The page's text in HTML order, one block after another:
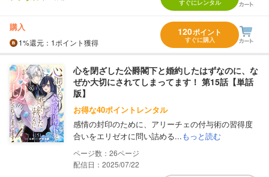
すぐにレンタル
購入
1%還元 ：1ポイント獲得
120ポイント
すぐに購入
心を閉ざした公爵閣下と婚約したはずなのに、な
ぜか大切にされてしまってます！ 第15話【単話
版】
お得な40ポイントレンタル
感情の封印のために、アリーチェの付与術の習得度
合いをエリゼオに問い詰める...もっと読む
26
配信日：2025/07/22